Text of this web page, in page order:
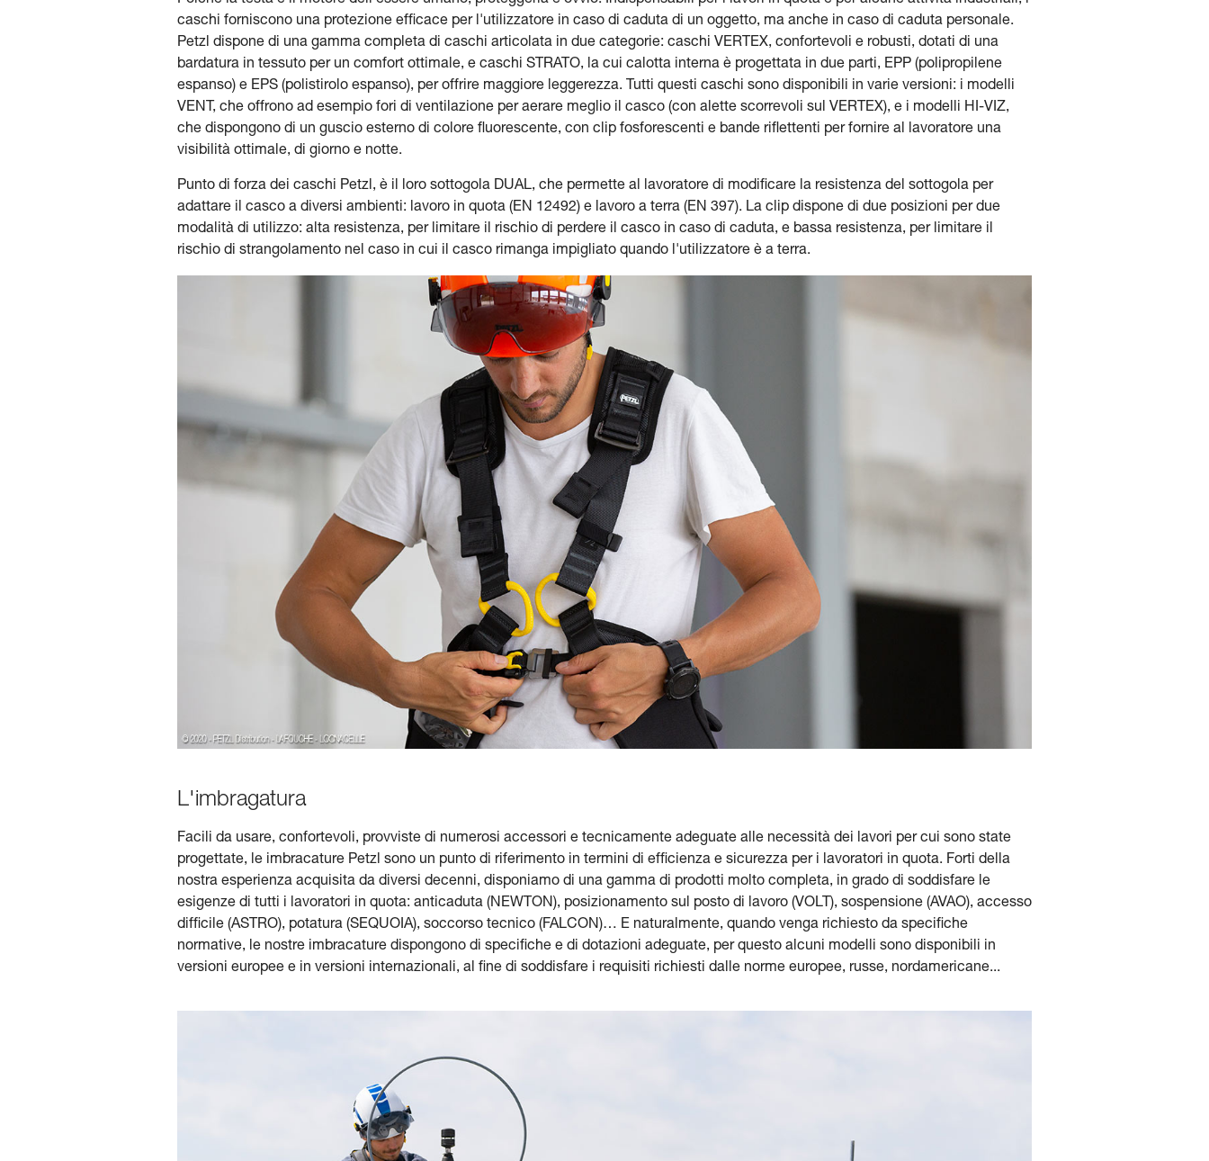
caschi forniscono una protezione efficace per l'utilizzatore in caso di caduta di un oggetto, ma anche in caso di caduta personale.
Petzl dispone di una gamma completa di caschi articolata in due categorie: caschi VERTEX, confortevoli e robusti, dotati di una
bardatura in tessuto per un comfort ottimale, e caschi STRATO, la cui calotta interna è progettata in due parti, EPP (polipropilene
espanso) e EPS (polistirolo espanso), per offrire maggiore leggerezza. Tutti questi caschi sono disponibili in varie versioni: i modelli
VENT, che offrono ad esempio fori di ventilazione per aerare meglio il casco (con alette scorrevoli sul VERTEX), e i modelli HI-VIZ,
che dispongono di un guscio esterno di colore fluorescente, con clip fosforescenti e bande riflettenti per fornire al lavoratore una
visibilità ottimale, di giorno e notte.
Punto di forza dei caschi Petzl, è il loro sottogola DUAL, che permette al lavoratore di modificare la resistenza del sottogola per
adattare il casco a diversi ambienti: lavoro in quota (EN 12492) e lavoro a terra (EN 397). La clip dispone di due posizioni per due
modalità di utilizzo: alta resistenza, per limitare il rischio di perdere il casco in caso di caduta, e bassa resistenza, per limitare il
rischio di strangolamento nel caso in cui il casco rimanga impigliato quando l'utilizzatore è a terra.
L'imbragatura
Facili da usare, confortevoli, provviste di numerosi accessori e tecnicamente adeguate alle necessità dei lavori per cui sono state
progettate, le imbracature Petzl sono un punto di riferimento in termini di efficienza e sicurezza per i lavoratori in quota. Forti della
nostra esperienza acquisita da diversi decenni, disponiamo di una gamma di prodotti molto completa, in grado di soddisfare le
esigenze di tutti i lavoratori in quota: anticaduta (NEWTON), posizionamento sul posto di lavoro (VOLT), sospensione (AVAO), accesso
difficile (ASTRO), potatura (SEQUOIA), soccorso tecnico (FALCON)… E naturalmente, quando venga richiesto da specifiche
normative, le nostre imbracature dispongono di specifiche e di dotazioni adeguate, per questo alcuni modelli sono disponibili in
versioni europee e in versioni internazionali, al fine di soddisfare i requisiti richiesti dalle norme europee, russe, nordamericane...